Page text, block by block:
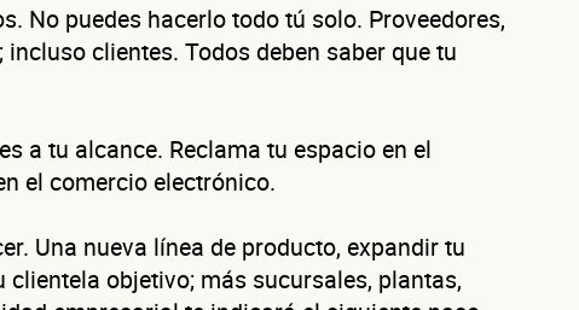
No puedes hacerlo todo tú solo. Proveedores,
clientes. Todos deben saber que tu
a tu alcance. Reclama tu espacio en el
el comercio electrónico.
Una nueva línea de producto, expandir tu
objetivo; más sucursales, plantas,
Solicita aquí tulínea de liquidez empresarial DiSí
Esta es una conversación de 2 minutos, no un trámite bancario.
factura tu negocio al año?
ayuda a ofrecerte la línea de crédito correcta para tu negocio.